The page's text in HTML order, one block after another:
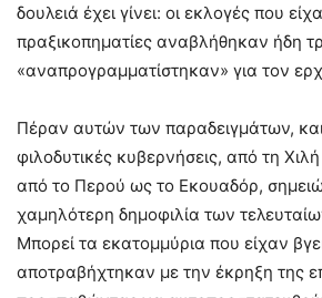
δουλειά έχει γίνει: οι εκλογές που
πραξικοπηματίες αναβλήθηκαν ήδη
«αναπρογραμματίστηκαν» για τον
Πέραν αυτών των παραδειγμάτων,
φιλοδυτικές κυβερνήσεις, από τη
από το Περού ως το Εκουαδόρ,
χαμηλότερη δημοφιλία των
Μπορεί τα εκατομμύρια που είχαν
αποτραβήχτηκαν με την έκρηξη της